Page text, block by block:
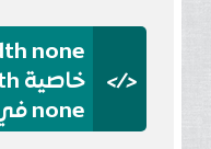
</>
none
none في لغة CSS